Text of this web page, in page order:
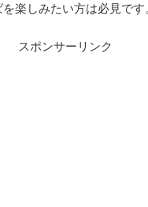
楽しみたい方は必見です
スポンサーリンク